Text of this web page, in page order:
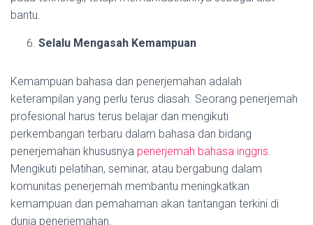
bantu.
Selalu Mengasah Kemampuan
Kemampuan bahasa dan penerjemahan adalah
keterampilan yang perlu terus diasah. Seorang penerjemah
profesional harus terus belajar dan mengikuti
perkembangan terbaru dalam bahasa dan bidang
penerjemahan khususnya penerjemah bahasa inggris
Mengikuti pelatihan, seminar, atau bergabung dalam
komunitas penerjemah membantu meningkatkan
kemampuan dan pemahaman akan tantangan terkini di
dunia penerjemahan.